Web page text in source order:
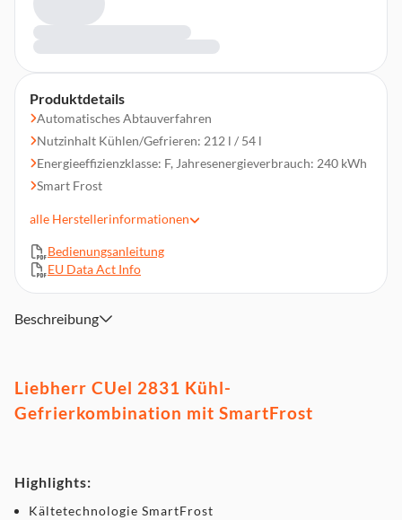
Produktdetails
Automatisches Abtauverfahren
Nutzinhalt Kühlen/Gefrieren: 212 l / 54 l
Energieeffizienzklasse: F, Jahresenergieverbrauch: 240 kWh
Smart Frost
Flaschenbord
Abmessungen (HxBxT): 161,2 x 55,0 x 63,0 cm
alle Herstellerinformationen
Bedienungsanleitung
EU Data Act Info
Beschreibung
Liebherr CUel 2831 Kühl-
Gefrierkombination mit SmartFrost
Highlights:
Kältetechnologie SmartFrost